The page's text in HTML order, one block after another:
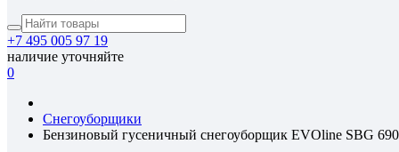
+7 495 005 97 19
наличие уточняйте
0
Снегоуборщики
Бензиновый гусеничный снегоуборщик EVOline SBG